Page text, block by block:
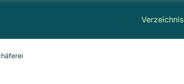
Verzeichnis